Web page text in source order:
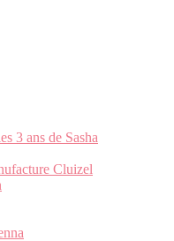
3 ans de Sasha
Cluizel